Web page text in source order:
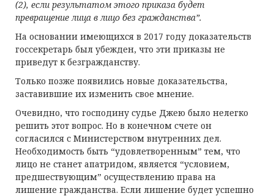
(2), если результатом этого приказа будет
превращение лица в лицо без гражданства”.
На основании имеющихся в 2017 году доказательств
госсекретарь был убежден, что эти приказы не
приведут к безгражданству.
Только позже появились новые доказательства,
заставившие их изменить свое мнение.
Очевидно, что господину судье Джею было нелегко
решить этот вопрос. Но в конечном счете он
согласился с Министерством внутренних дел.
Необходимость быть “удовлетворенным” тем, что
лицо не станет апатридом, является “условием,
предшествующим” осуществлению права на
лишение гражданства. Если лишение будет успешно